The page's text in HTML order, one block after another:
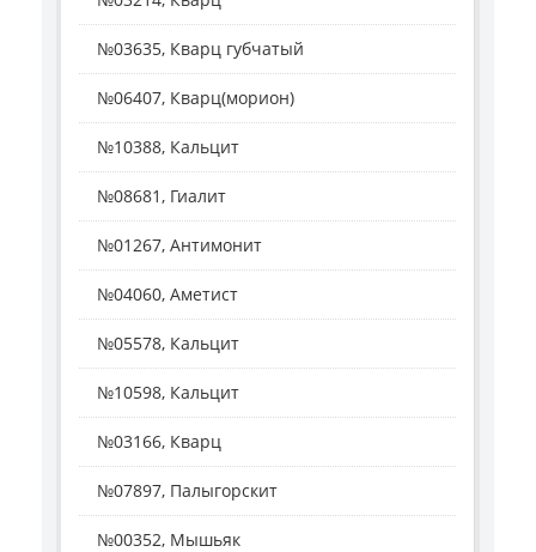
№03635, Кварц губчатый
№06407, Кварц(морион)
№10388, Кальцит
№08681, Гиалит
№01267, Антимонит
№04060, Аметист
№05578, Кальцит
№10598, Кальцит
№03166, Кварц
№07897, Палыгорскит
№00352, Мышьяк